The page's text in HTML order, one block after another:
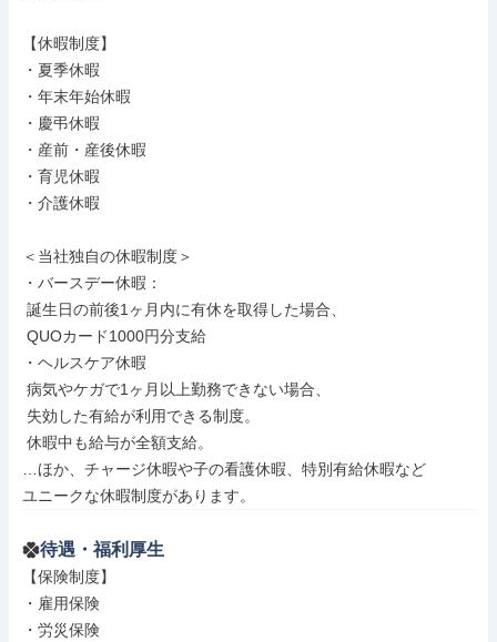
【休暇制度】
・夏季休暇
・年末年始休暇
・慶弔休暇
・産前・産後休暇
・育児休暇
・介護休暇
＜当社独自の休暇制度＞
・バースデー休暇：
・ヘルスケア休暇
…ほか、チャージ休暇や子の看護休暇、特別有給休暇など
ユニークな休暇制度があります。
待遇・福利厚生
【保険制度】
・雇用保険
・労災保険